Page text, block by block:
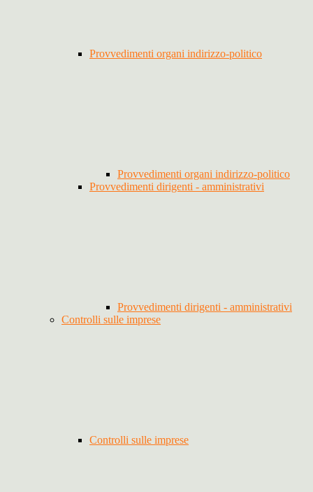
Provvedimenti organi indirizzo-politico
Provvedimenti organi indirizzo-politico
Provvedimenti dirigenti - amministrativi
Provvedimenti dirigenti - amministrativi
Controlli sulle imprese
Controlli sulle imprese